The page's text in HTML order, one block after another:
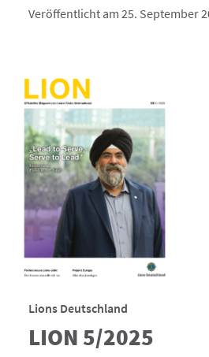
Veröffentlicht am 25. September
Lions Deutschland
LION 5/2025